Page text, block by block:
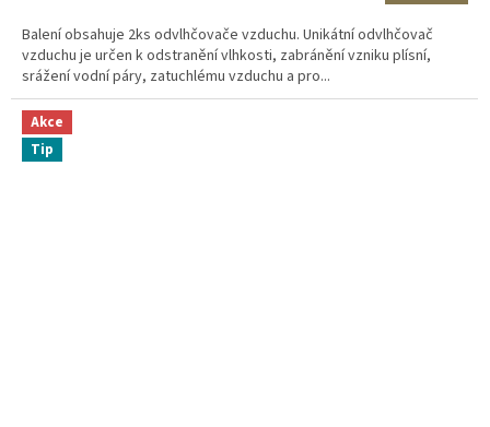
Balení obsahuje 2ks odvlhčovače vzduchu. Unikátní odvlhčovač
vzduchu je určen k odstranění vlhkosti, zabránění vzniku plísní,
srážení vodní páry, zatuchlému vzduchu a pro...
Akce
Tip